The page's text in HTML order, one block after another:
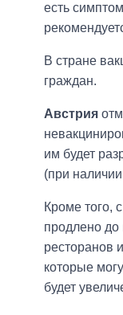
есть
В стране
граждан.
Австрия
им будет
(при наличии
Кроме того,
продлено
ресторанов
которые
будет